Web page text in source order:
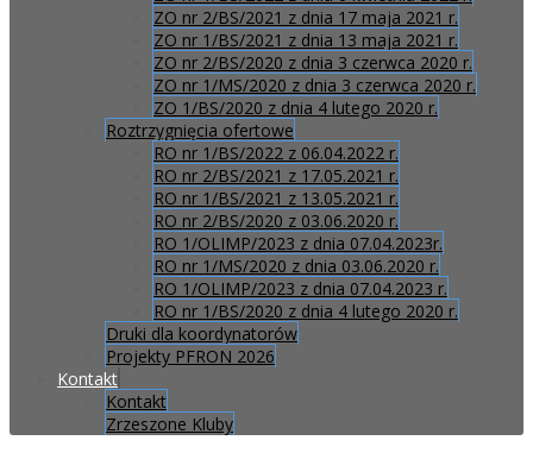
ZO nr 2/BS/2021 z dnia 17 maja 2021 r.
ZO nr 1/BS/2021 z dnia 13 maja 2021 r.
ZO nr 2/BS/2020 z dnia 3 czerwca 2020 r.
ZO nr 1/MS/2020 z dnia 3 czerwca 2020 r.
ZO 1/BS/2020 z dnia 4 lutego 2020 r.
Roztrzygnięcia ofertowe
RO nr 1/BS/2022 z 06.04.2022 r.
RO nr 2/BS/2021 z 17.05.2021 r.
RO nr 1/BS/2021 z 13.05.2021 r.
RO nr 2/BS/2020 z 03.06.2020 r.
RO 1/OLIMP/2023 z dnia 07.04.2023r.
RO nr 1/MS/2020 z dnia 03.06.2020 r.
RO 1/OLIMP/2023 z dnia 07.04.2023 r.
RO nr 1/BS/2020 z dnia 4 lutego 2020 r.
Druki dla koordynatorów
Projekty PFRON 2026
Kontakt
Kontakt
Zrzeszone Kluby